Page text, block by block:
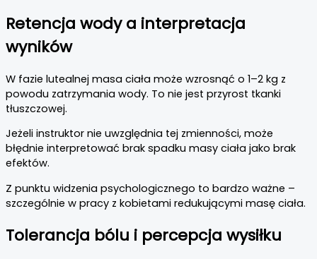
Retencja wody a interpretacja
wyników
W fazie lutealnej masa ciała może wzrosnąć o 1–2 kg z
powodu zatrzymania wody. To nie jest przyrost tkanki
tłuszczowej.
Jeżeli instruktor nie uwzględnia tej zmienności, może
błędnie interpretować brak spadku masy ciała jako brak
efektów.
Z punktu widzenia psychologicznego to bardzo ważne –
szczególnie w pracy z kobietami redukującymi masę ciała.
Tolerancja bólu i percepcja wysiłku